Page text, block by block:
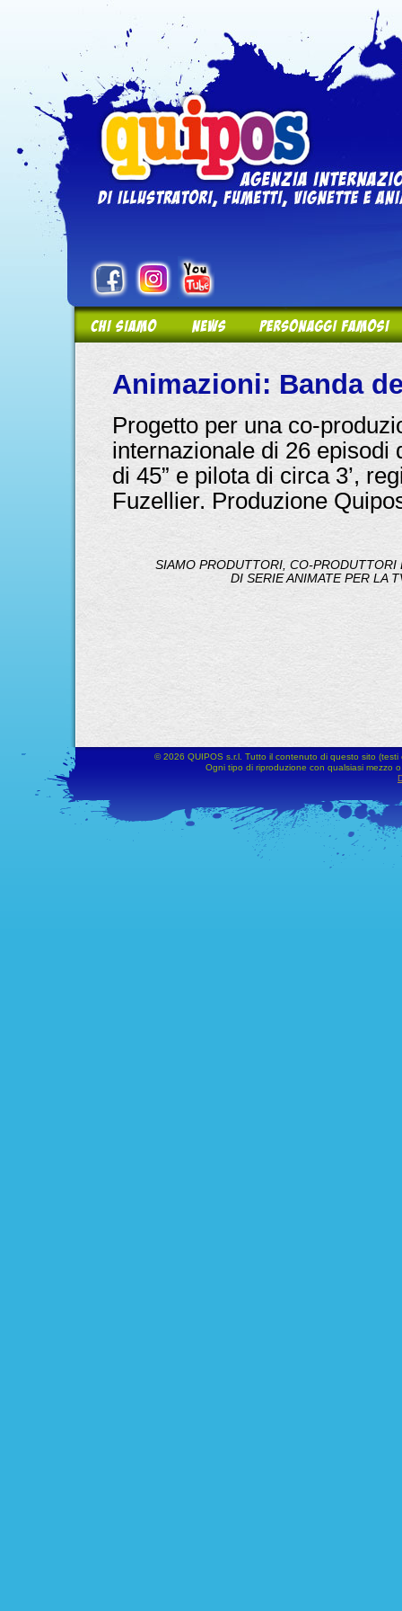
Animazioni: Banda
Progetto per una co-
internazionale di 26 episodi
di 45” e pilota di circa 3’,
Fuzellier. Produzione
SIAMO PRODUTTORI, CO-PRODUTTORI
DI SERIE ANIMATE PER LA
© 2026 QUIPOS s.r.l. Tutto il contenuto di questo sito
Ogni tipo di riproduzione con qualsiasi mezzo